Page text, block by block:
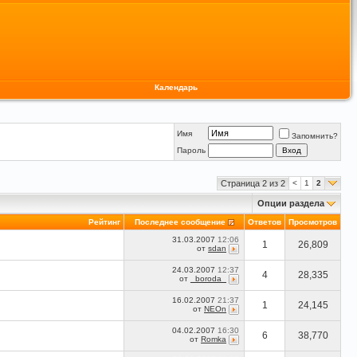
Календарь
Имя
Запомнить?
Пароль
Страница 2 из 2 < 1 2
Опции раздела
Рейтинг Последнее сообщение Ответов Просмотров
31.03.2007 12:06
от sdan 1 26,809
24.03.2007 12:37
от
_boroda_ 4 28,335
16.02.2007 21:37
от NEOn 1 24,145
04.02.2007 16:30
от Romka 6 38,770